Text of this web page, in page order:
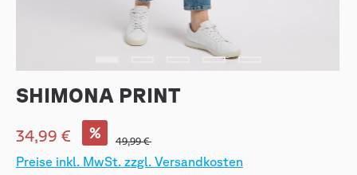
SHIMONA PRINT
34,99 € %
49,99 €
Preise inkl. MwSt. zzgl. Versandkosten